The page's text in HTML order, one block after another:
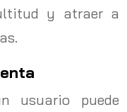
y atraer a
usuario puede